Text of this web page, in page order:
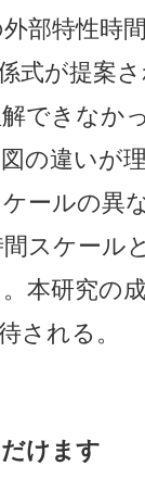
部特性時
式が提案
できなか
の違いが
ールの異
スケール
本研究の
される。
けます